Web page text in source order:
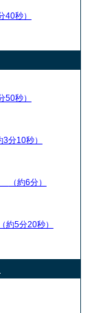
40秒）
50秒）
3分10秒）
（約6分）
（約5分20秒）